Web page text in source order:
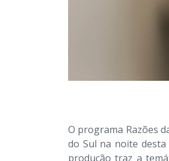
O programa Razões
do Sul na noite desta
produção traz a